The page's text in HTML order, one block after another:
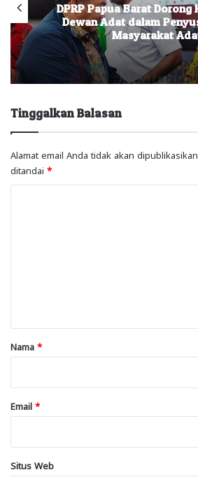
Papua Barat Dorong Keterlibatan
Adat dalam Penyusunan RUU
Masyarakat Adat
Tinggalkan Balasan
Alamat email Anda tidak akan dipublikasikan.
ditandai *
rNama *
Email *
Situs Web